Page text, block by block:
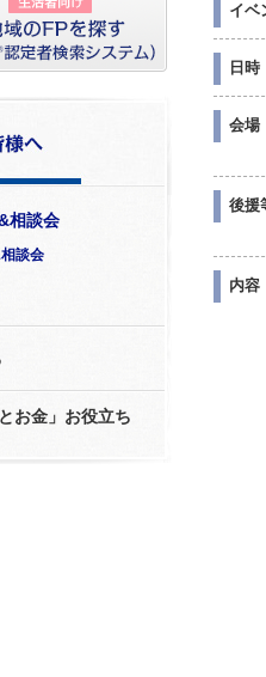
相談会
談会
お金」お役立ち
イベ
日時
会場
後援
内容